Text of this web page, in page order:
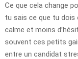
Ce que cela change
tu sais ce que tu dois
calme et moins
souvent ces petits
entre un candidat